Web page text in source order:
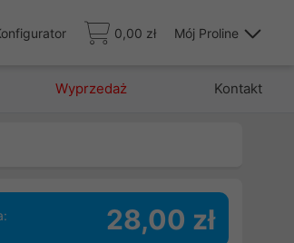
0,00 zł Mój Proline
Wyprzedaż Kontakt
28,00 zł